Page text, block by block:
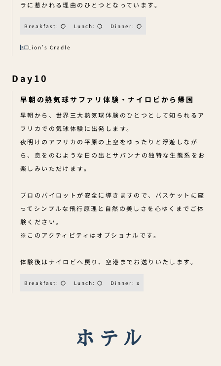
ラに惹かれる理由のひとつとなっています。
Breakfast: 〇 Lunch: 〇 Dinner: 〇
Lion’s Cradle
Day10
早朝の熱気球サファリ体験・ナイロビから帰国
早朝から、世界三大熱気球体験のひとつとして知られるア
フリカでの気球体験に出発します。
夜明けのアフリカの平原の上空をゆったりと浮遊しなが
ら、息をのむような日の出とサバンナの独特な生態系をお
楽しみいただけます。
プロのパイロットが安全に導きますので、バスケットに座
ってシンプルな飛行原理と自然の美しさを心ゆくまでご体
験ください。
※このアクティビティはオプショナルです。
体験後はナイロビへ戻り、空港までお送りいたします。
Breakfast: 〇 Lunch: 〇 Dinner: x
ホテル